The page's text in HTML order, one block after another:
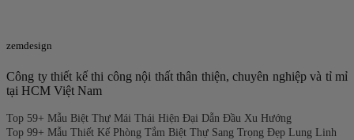
zemdesign
Công ty thiết kế thi công nội thất thân thiện, chuyên nghiệp và tỉ mỉ
tại HCM Việt Nam
Top 59+ Mẫu Biệt Thự Mái Thái Hiện Đại Dẫn Đầu Xu Hướng
Top 99+ Mẫu Thiết Kế Phòng Tắm Biệt Thự Sang Trọng Đẹp Lung Linh